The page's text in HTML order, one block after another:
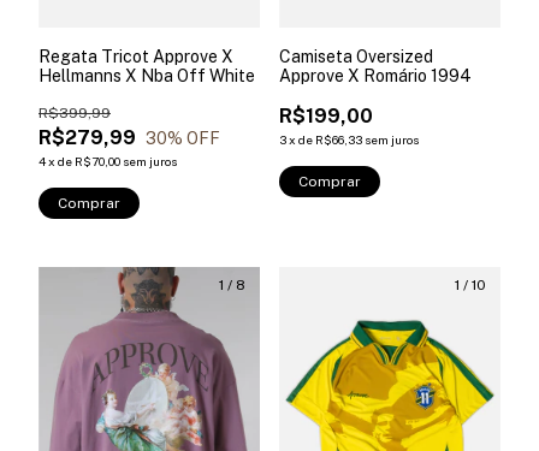
Regata Tricot Approve X
Hellmanns X Nba Off White
R$279,99
R$399,99
30% OFF
4x de R$70,00 sem juros
Comprar
Camiseta Oversized
Approve X Romário 1994
R$199,00
3x de R$66,33 sem juros
Comprar
1 / 8 1 / 10